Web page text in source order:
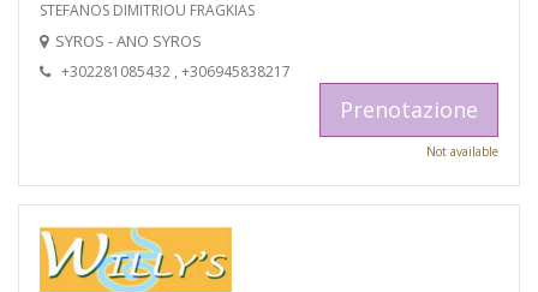
STEFANOS DIMITRIOU FRAGKIAS
SYROS - ANO SYROS
+302281085432 , +306945838217
Prenotazione
Not available